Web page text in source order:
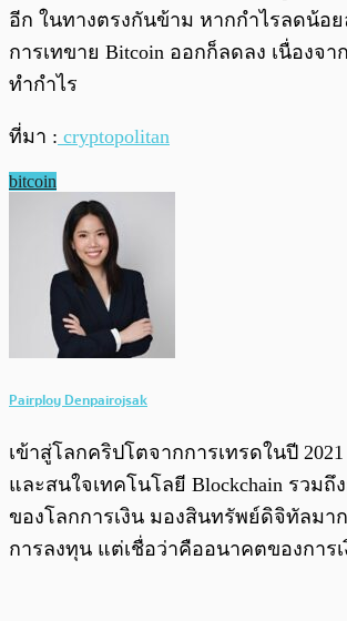
อีก ในทางตรงกันข้าม หากกำไรลดน้อย
การเทขาย Bitcoin ออกก็ลดลง เนื่องจา
ทำกำไร
ที่มา : cryptopolitan
bitcoin
Pairploy Denpairojsak
เข้าสู่โลกคริปโตจากการเทรดในปี 2021
และสนใจเทคโนโลยี Blockchain รวมถึ
ของโลกการเงิน มองสินทรัพย์ดิจิทัลมา
การลงทุน แต่เชื่อว่าคืออนาคตของการ